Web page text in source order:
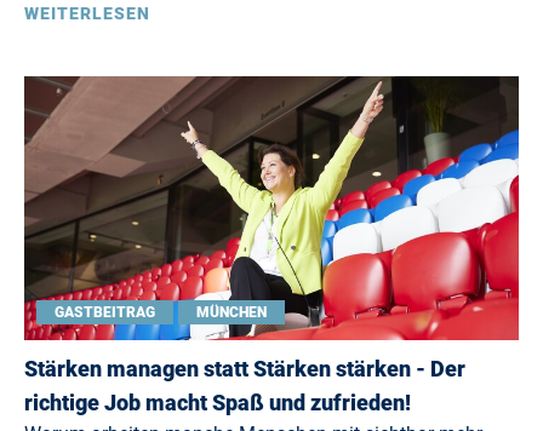
WEITERLESEN
GASTBEITRAG MÜNCHEN
Stärken managen statt Stärken stärken - Der
richtige Job macht Spaß und zufrieden!